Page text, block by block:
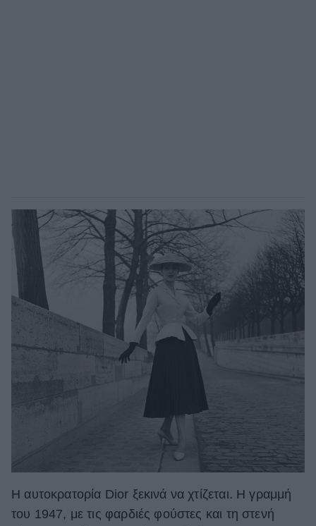
Η αυτοκρατορία Dior ξεκινά να χτίζεται. Η γραμμή
του 1947, με τις φαρδιές φούστες και τη στενή